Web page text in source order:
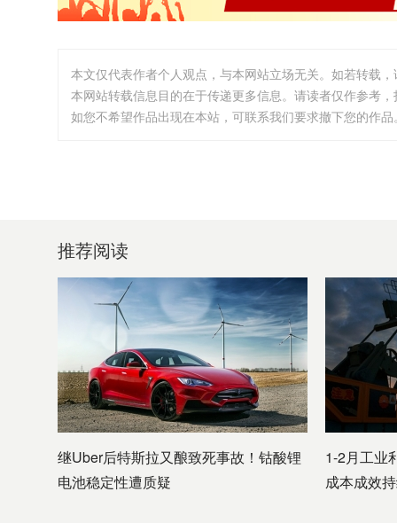
本文仅代表作者个人观点，与本网站立场无关。如若转载
本网站转载信息目的在于传递更多信息。请读者仅作参考
如您不希望作品出现在本站，可联系我们要求撤下您的作
推荐阅读
继Uber后特斯拉又酿致死事故！钴酸锂
电池稳定性遭质疑
1-2月工业
成本成效